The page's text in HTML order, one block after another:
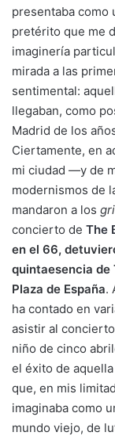
presentaba como
pretérito que me
imaginería
mirada a las
sentimental:
llegaban, como
Madrid de los
Ciertamente, en
mi ciudad —y de
modernismos de
mandaron a los
concierto de The
en el 66,
quintaesencia de
Plaza de España.
ha contado en
asistir al
niño de cinco
el éxito de
que, en mis
imaginaba como
mundo viejo, de